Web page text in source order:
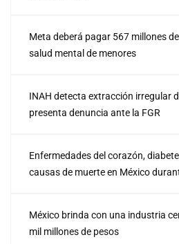
Meta deberá pagar 567 millones
salud mental de menores
INAH detecta extracción irregular
presenta denuncia ante la FGR
Enfermedades del corazón,
causas de muerte en México
México brinda con una industria
mil millones de pesos